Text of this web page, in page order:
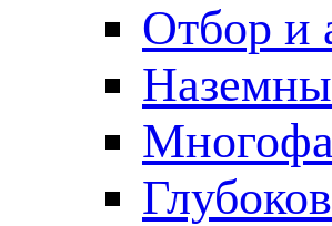
Отбор и